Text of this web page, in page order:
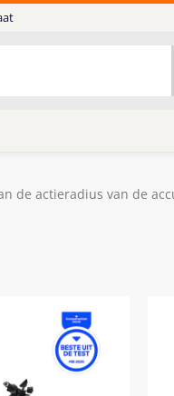
de actieradius van de